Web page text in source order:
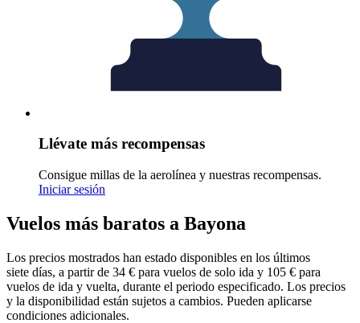
Llévate más recompensas
Consigue millas de la aerolínea y nuestras recompensas.
Iniciar sesión
Vuelos más baratos a Bayona
Los precios mostrados han estado disponibles en los últimos
siete días, a partir de 34 € para vuelos de solo ida y 105 € para
vuelos de ida y vuelta, durante el periodo especificado. Los precios
y la disponibilidad están sujetos a cambios. Pueden aplicarse
condiciones adicionales.